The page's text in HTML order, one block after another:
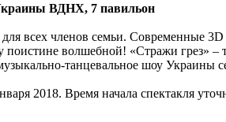
ВДНХ, 7 павильон
всех членов семьи. Современные
волшебной! «Стражи грез» –
танцевальное шоу Украины
2018. Время начала спектакля